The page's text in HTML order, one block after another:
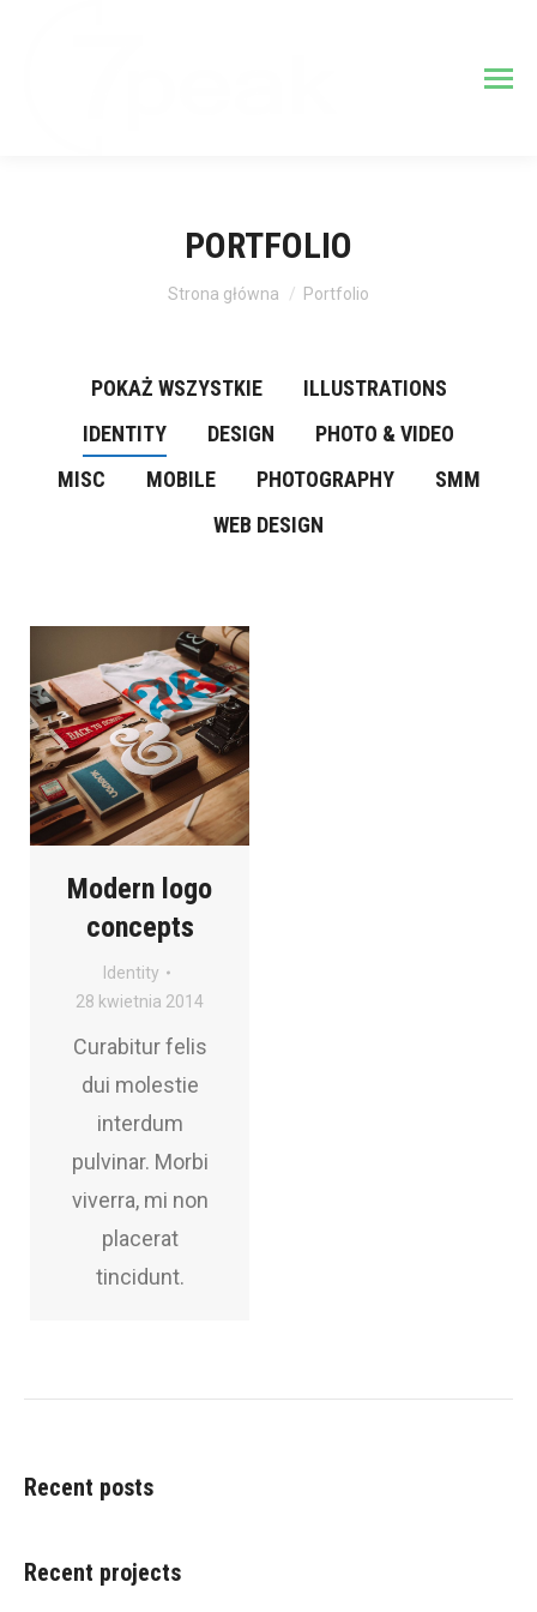
PORTFOLIO
Jesteś tutaj:
Strona główna Portfolio
POKAŻ WSZYSTKIE
ILLUSTRATIONS
IDENTITY
DESIGN
PHOTO & VIDEO
MISC
MOBILE PHOTOGRAPHY
SMM
WEB DESIGN
Modern logo
concepts
Identity
28 kwietnia 2014
Curabitur felis
dui molestie
interdum
pulvinar. Morbi
viverra, mi non
placerat
tincidunt.
Recent posts
Recent projects